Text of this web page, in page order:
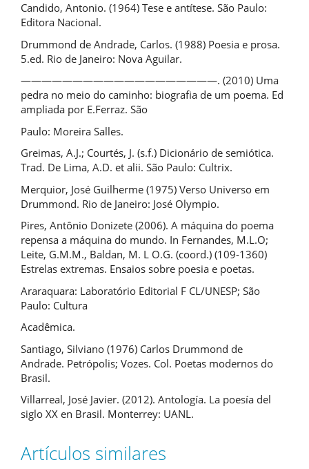
Candido, Antonio. (1964) Tese e antítese. São Paulo:
Editora Nacional.
Drummond de Andrade, Carlos. (1988) Poesia e prosa.
5.ed. Rio de Janeiro: Nova Aguilar.
———————————————————. (2010) Uma
pedra no meio do caminho: biografia de um poema. Ed
ampliada por E.Ferraz. São
Paulo: Moreira Salles.
Greimas, A.J.; Courtés, J. (s.f.) Dicionário de semiótica.
Trad. De Lima, A.D. et alii. São Paulo: Cultrix.
Merquior, José Guilherme (1975) Verso Universo em
Drummond. Rio de Janeiro: José Olympio.
Pires, Antônio Donizete (2006). A máquina do poema
repensa a máquina do mundo. In Fernandes, M.L.O;
Leite, G.M.M., Baldan, M. L O.G. (coord.) (109-1360)
Estrelas extremas. Ensaios sobre poesia e poetas.
Araraquara: Laboratório Editorial F CL/UNESP; São
Paulo: Cultura
Acadêmica.
Santiago, Silviano (1976) Carlos Drummond de
Andrade. Petrópolis; Vozes. Col. Poetas modernos do
Brasil.
Villarreal, José Javier. (2012). Antología. La poesía del
siglo XX en Brasil. Monterrey: UANL.
Artículos similares